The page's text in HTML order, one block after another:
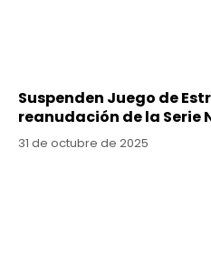
Suspenden Juego de
reanudación de la Serie
31 de octubre de 2025